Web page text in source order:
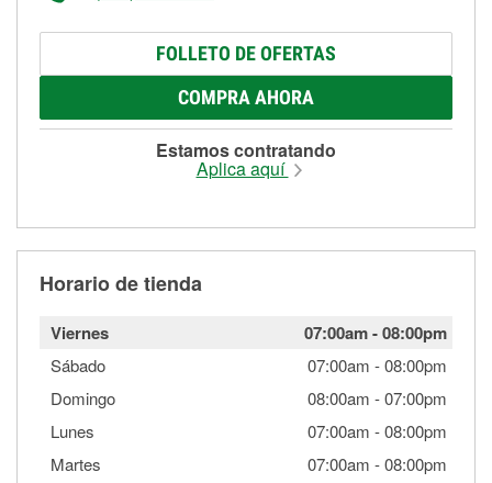
FOLLETO DE OFERTAS
COMPRA AHORA
Estamos contratando
Aplica aquí
Horario de tienda
Viernes 07:00am-08:00pm
Sábado 07:00am -08:00pm
Domingo
08:00am -07:00pm
Lunes
07:00am -08:00pm
Martes
07:00am -08:00pm